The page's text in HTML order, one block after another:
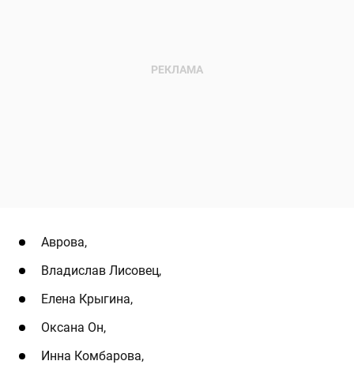
Аврова,
Владислав Лисовец,
Елена Крыгина,
Оксана Он,
Инна Комбарова,